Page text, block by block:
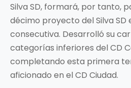
Silva SD, formará, por tanto,
décimo proyecto del Silva SD
consecutiva. Desarrolló su
categorías inferiores del CD
completando esta primera
aficionado en el CD Ciudad.